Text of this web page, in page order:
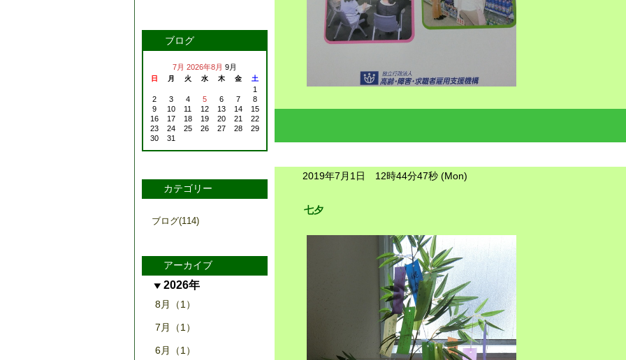
2019年7月1日 12時44分47秒 (Mon)
七夕
ブログ
7月 2026年8月 9月
日 月 火 水 木 金 土
1
2
3 4 5 6 7
8
9
10 11 12 13 14
15
16
17 18 19 20 21
22
23
24 25 26 27 28
29
30
31
カテゴリー
ブログ(114)
アーカイブ
2026年
8月（1）
7月（1）
6月（1）